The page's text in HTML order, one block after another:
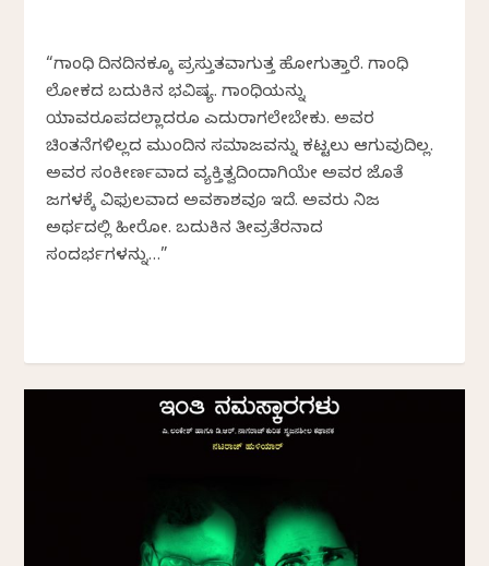
“ಗಾಂಧಿ ದಿನದಿನಕ್ಕೂ ಪ್ರಸ್ತುತವಾಗುತ್ತ ಹೋಗುತ್ತಾರೆ. ಗಾಂಧಿ
ಲೋಕದ ಬದುಕಿನ ಭವಿಷ್ಯ. ಗಾಂಧಿಯನ್ನು
ಯಾವರೂಪದಲ್ಲಾದರೂ ಎದುರಾಗಲೇಬೇಕು. ಅವರ
ಚಿಂತನೆಗಳಿಲ್ಲದ ಮುಂದಿನ ಸಮಾಜವನ್ನು ಕಟ್ಟಲು ಆಗುವುದಿಲ್ಲ.
ಅವರ ಸಂಕೀರ್ಣವಾದ ವ್ಯಕ್ತಿತ್ವದಿಂದಾಗಿಯೇ ಅವರ ಜೊತೆ
ಜಗಳಕ್ಕೆ ವಿಫುಲವಾದ ಅವಕಾಶವೂ ಇದೆ. ಅವರು ನಿಜ
ಅರ್ಥದಲ್ಲಿ ಹೀರೋ. ಬದುಕಿನ ತೀವ್ರತೆರನಾದ
ಸಂದರ್ಭಗಳನ್ನು…”